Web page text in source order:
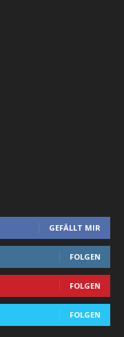
GEFÄLLT MIR
FOLGEN
FOLGEN
FOLGEN